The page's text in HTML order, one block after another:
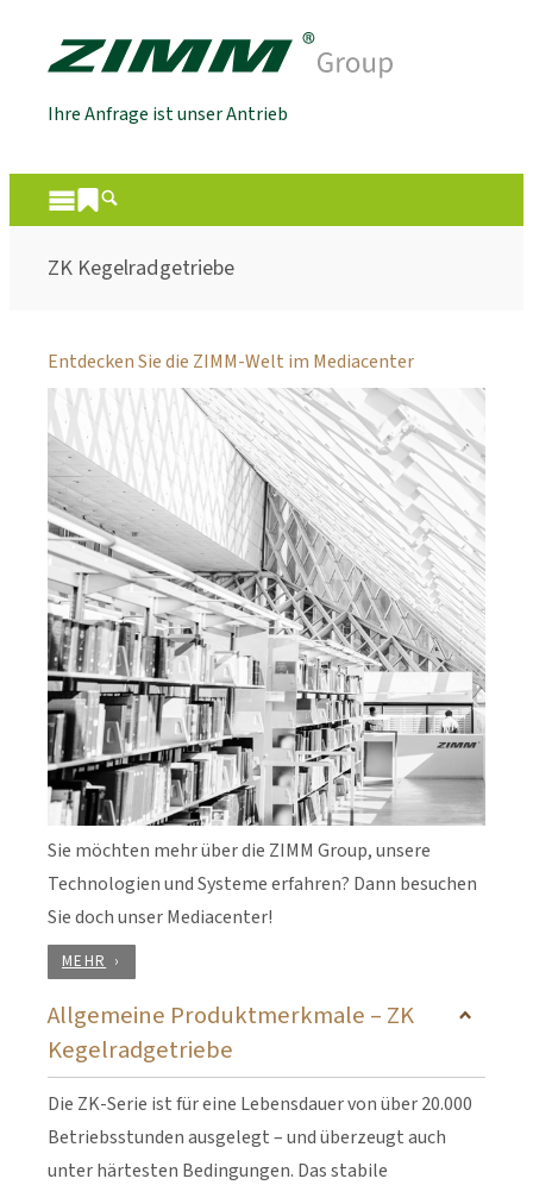
Ihre Anfrage ist unser Antrieb
ZK Kegelradgetriebe
Entdecken Sie die ZIMM-Welt im Mediacenter
Sie möchten mehr über die ZIMM Group, unsere
Technologien und Systeme erfahren? Dann besuchen
Sie doch unser Mediacenter!
MEHR
Allgemeine Produktmerkmale – ZK
Kegelradgetriebe
Die ZK-Serie ist für eine Lebensdauer von über 20.000
Betriebsstunden ausgelegt – und überzeugt auch
unter härtesten Bedingungen. Das stabile